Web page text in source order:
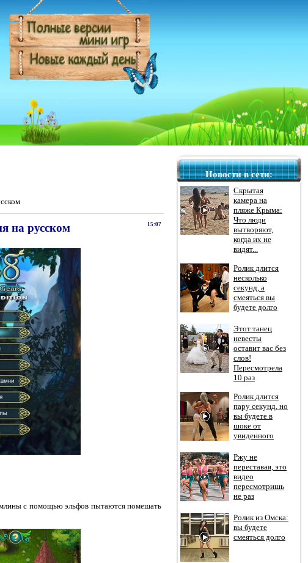
15:07
на русском
с помощью эльфов пытаются помешать
Новости в сети:
Скрытая
камера на
пляже Крыма:
Что люди
вытворяют,
когда их не
видят...
Ролик длится
несколько
секунд, а
смеяться вы
будете долго
Этот танец
невесты
оставит вас без
слов!
Пересмотрела
10 раз
Ролик длится
пару секунд, но
вы будете в
шоке от
увиденного
Ржу не
переставая, это
видео
пересмотришь
не раз
Ролик из Омска:
вы будете
смеяться долго